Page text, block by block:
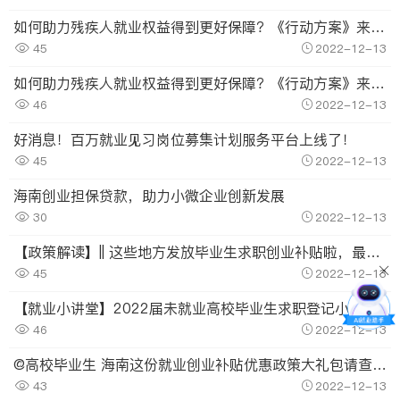
如何助力残疾人就业权益得到更好保障？《行动方案》来了→
45 2022-12-13
如何助力残疾人就业权益得到更好保障？《行动方案》来了→
46 2022-12-13
好消息！百万就业见习岗位募集计划服务平台上线了！
45 2022-12-13
海南创业担保贷款，助力小微企业创新发展
30 2022-12-13
【政策解读】|| 这些地方发放毕业生求职创业补贴啦，最高每人3000元！
45 2022-12-13
【就业小讲堂】2022届未就业高校毕业生求职登记小程序开通
46 2022-12-13
@高校毕业生 海南这份就业创业补贴优惠政策大礼包请查收！
43 2022-12-13